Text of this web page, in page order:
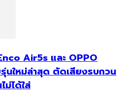
Air5s และ OPPO
นใหม่ล่าสุด ตัดเสียงรบกวน
ม่ได้ใส่